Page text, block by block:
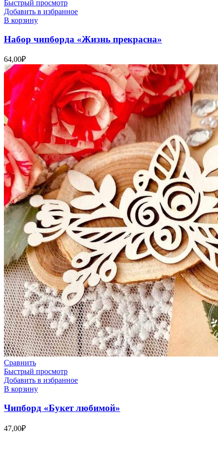
Быстрый просмотр
Добавить в избранное
В корзину
Набор чипборда «Жизнь прекрасна»
64,00₽
Сравнить
Быстрый просмотр
Добавить в избранное
В корзину
Чипборд «Букет любимой»
47,00₽